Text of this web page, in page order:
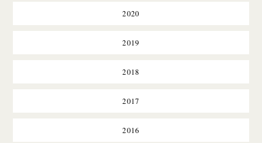
2020
2019
2018
2017
2016